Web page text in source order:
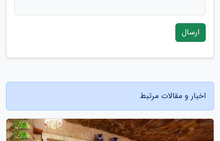
ارسال
اخبار و مقالات مرتبط